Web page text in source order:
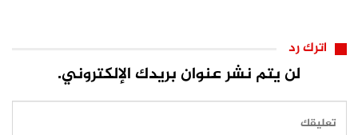
اترك رد
لن يتم نشر عنوان بريدك الإلكتروني.